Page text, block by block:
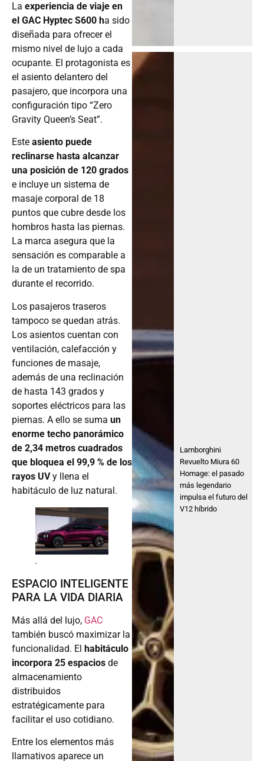
La experiencia de viaje en
el GAC Hyptec S600 ha sido
diseñada para ofrecer el
mismo nivel de lujo a cada
ocupante. El protagonista es
el asiento delantero del
pasajero, que incorpora una
configuración tipo “Zero
Gravity Queen’s Seat”.
Este asiento puede
reclinarse hasta alcanzar
una posición de 120 grados
e incluye un sistema de
masaje corporal de 18
puntos que cubre desde los
hombros hasta las piernas.
La marca asegura que la
sensación es comparable a
la de un tratamiento de spa
durante el recorrido.
Los pasajeros traseros
tampoco se quedan atrás.
Los asientos cuentan con
ventilación, calefacción y
funciones de masaje,
además de una reclinación
de hasta 143 grados y
soportes eléctricos para las
piernas. A ello se suma un
enorme techo panorámico
de 2,34 metros cuadrados
que bloquea el 99,9 % de los
rayos UVy llena el
habitáculo de luz natural.
.
ESPACIO INTELIGENTE
PARA LA VIDA DIARIA
Más allá del lujo, GAC
también buscó maximizar la
funcionalidad. El habitáculo
incorpora 25 espacios de
almacenamiento
distribuidos
estratégicamente para
facilitar el uso cotidiano.
Entre los elementos más
llamativos aparece un
Lamborghini
Revuelto Miura 60
Homage: el pasado
más legendario
impulsa el futuro del
V12 híbrido